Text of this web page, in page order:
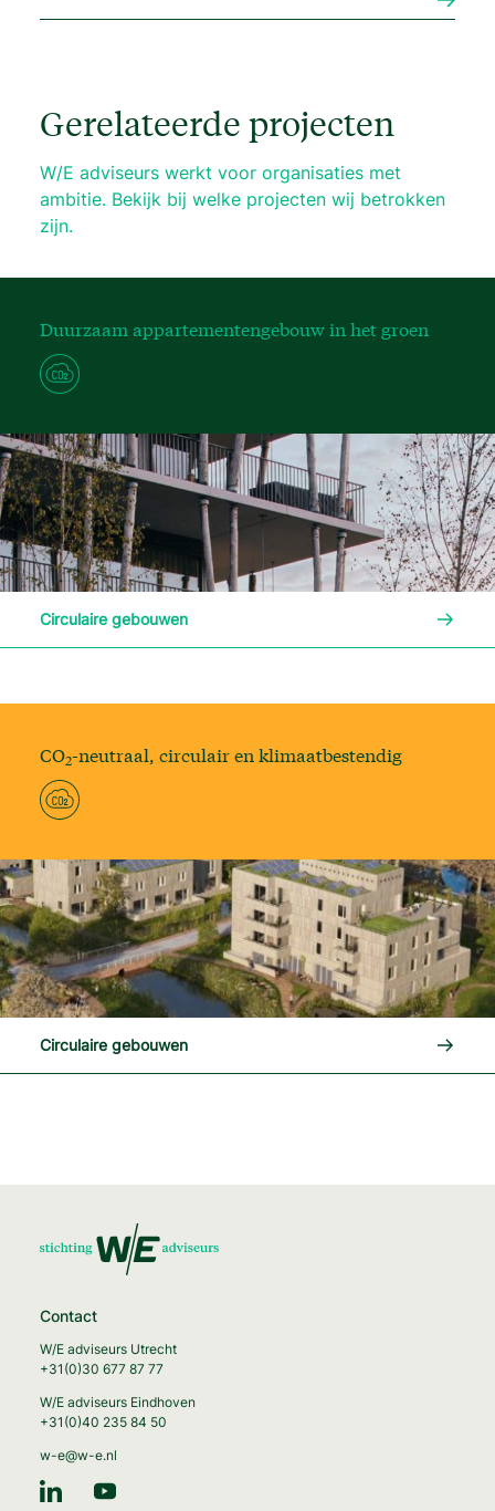
Gerelateerde projecten
W/E adviseurs werkt voor organisaties met
ambitie. Bekijk bij welke projecten wij betrokken
zijn.
Duurzaam appartementengebouw in het groen
Circulaire gebouwen Lees
CO2-neutraal, circulair en klimaatbestendig
Circulaire gebouwen Lees
Contact
W/E adviseurs Utrecht
+31(0)30 677 87 77
W/E adviseurs Eindhoven
+31(0)40 235 84 50
w-e@w-e.nl